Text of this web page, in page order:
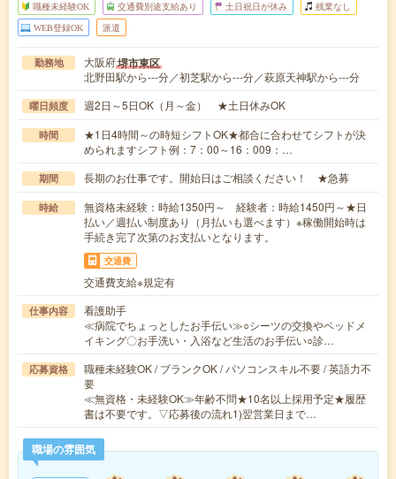
職種未経験OK 交通費別途支給あり 土日祝日が休み 残業なし
WEB登録OK 派遣
勤務地 大阪府堺市東区
北野田駅から---分／初芝駅から---分／萩原天神駅から---分
曜日頻度 週2日～5日OK（月～金） ★土日休みOK
時間
★1日4時間～の時短シフトOK★都合に合わせてシフトが決
められますシフト例：7：00～16：009：…
期間 長期のお仕事です。開始日はご相談ください！ ★急募
時給
無資格未経験：時給1350円～ 経験者：時給1450円～★日
払い／週払い制度あり（月払いも選べます）※稼働開始時は
手続き完了次第のお支払いとなります。
交通費
交通費支給※規定有
仕事内容
看護助手
≪病院でちょっとしたお手伝い≫○シーツの交換やベッドメ
イキング〇お手洗い・入浴など生活のお手伝い○診…
応募資格
職種未経験OK / ブランクOK / パソコンスキル不要 / 英語力不
要
≪無資格・未経験OK≫年齢不問★10名以上採用予定★履歴
書は不要です。▽応募後の流れ1)翌営業日まで…
職場の雰囲気